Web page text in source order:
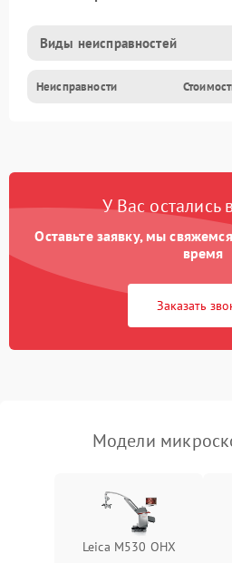
Виды неисправностей
Неисправности
У Вас остались
Оставьте заявку, мы
время
Заказать
Модели
Leica M530 OHX